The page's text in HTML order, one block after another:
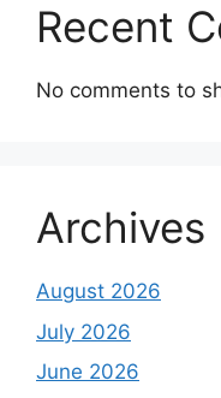
Recent
No comments to
Archives
August 2026
July 2026
June 2026